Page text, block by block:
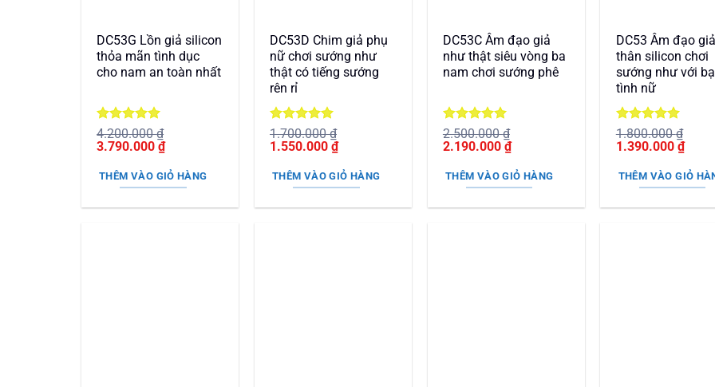
DC53G Lồn giả silicon
thỏa mãn tình dục
cho nam an toàn nhất
Được xếp
hạng55
4.200.000₫
Giá
là:
4.200.000 ₫.
3.790.000₫Giá
hiện
tại
là:
THÊM VÀO GIỎ HÀNG
DC53D Chim giả phụ
nữ chơi sướng như
thật có tiếng sướng
rên rỉ
Được xếp
hạng55
1.700.000₫
Giá
là:
1.700.000 ₫.
1.550.000₫Giá
hiện
tại
là:
THÊM VÀO GIỎ HÀNG
DC53C Âm đạo giả
như thật siêu vòng ba
nam chơi sướng phê
Được xếp
hạng55
2.500.000₫
Giá
là:
2.500.000 ₫.
2.190.000 ₫Giá
hiện
tại
là:
THÊM VÀO GIỎ HÀNG
DC53 Âm đạo
thân silicon chơi
sướng như với
tình nữ
Được xếp
hạng55
1.800.000₫
Giá
là:
1.800.000 ₫.
1.390.000 ₫Giá
hiện
tại
là:
THÊM VÀO GIỎ